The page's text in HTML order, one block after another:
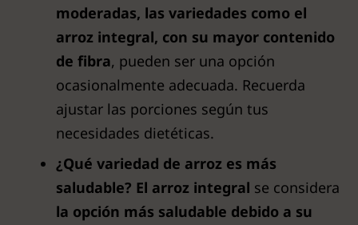
moderadas, las variedades como el
arroz integral, con su mayor contenido
de fibra, pueden ser una opción
ocasionalmente adecuada. Recuerda
ajustar las porciones según tus
necesidades dietéticas.
¿Qué variedad de arroz es más
saludable? El arroz integral se considera
la opción más saludable debido a su